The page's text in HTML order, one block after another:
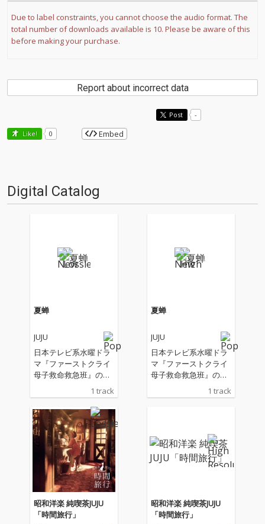
Due to label constraints, you cannot choose the audio format. The
total number of downloads available is 10. Please be aware of this
before making your purchase.
Report about incorrect data
Post -
Like! 0 Embed
Digital Catalog
夏蝉
JUJU
日本テレビ系水曜ドラ
マ『ファーストクライ
母子救命救急班』の主
1 track
夏蝉
JUJU
日本テレビ系水曜ドラ
マ『ファーストクライ
母子救命救急班』の主
1 track
昭和洋楽 純喫茶JUJU
「時間旅行」
昭和洋楽 純喫茶JUJU
「時間旅行」